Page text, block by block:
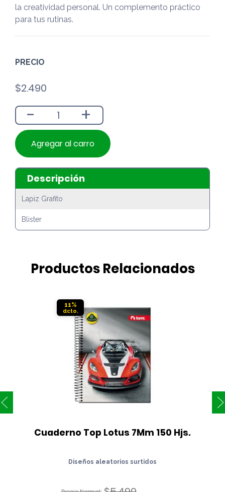
la creatividad personal. Un complemento práctico
para tus rutinas.
PRECIO
$2.490
- +
Agregar al carro
Descripción
Lapiz Grafito
Blister
Productos Relacionados
11%
Cuaderno Top Lotus 7Mm 150 Hjs.
Diseños aleatorios surtidos